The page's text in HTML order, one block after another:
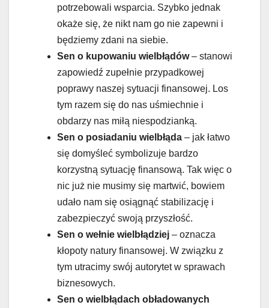
potrzebowali wsparcia. Szybko jednak
okaże się, że nikt nam go nie zapewni i
będziemy zdani na siebie.
Sen o kupowaniu wielbłądów– stanowi
zapowiedź zupełnie przypadkowej
poprawy naszej sytuacji finansowej. Los
tym razem się do nas uśmiechnie i
obdarzy nas miłą niespodzianką.
Sen o posiadaniu wielbłąda – jak łatwo
się domyśleć symbolizuje bardzo
korzystną sytuację finansową. Tak więc o
nic już nie musimy się martwić, bowiem
udało nam się osiągnąć stabilizację i
zabezpieczyć swoją przyszłość.
Sen o wełnie wielbłądziej – oznacza
kłopoty natury finansowej. W związku z
tym utracimy swój autorytet w sprawach
biznesowych.
Sen o wielbłądach obładowanych